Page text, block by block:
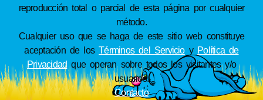
reproducción total o parcial de esta página por cualquier
método.
Cualquier uso que se haga de este sitio web constituye
aceptación de losTérminos del Servicioy Política de
Privacidad que operan sobre todos los visitantes y/o
usuarios.
Contacto